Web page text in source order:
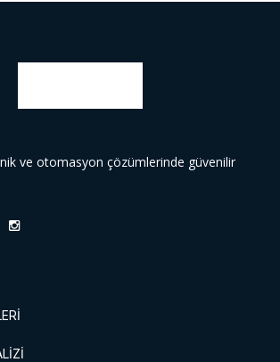
ve otomasyon çözümlerinde güvenilir